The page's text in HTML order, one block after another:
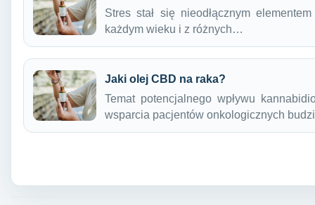
Stres stał się nieodłącznym
każdym wieku i z różnych…
Jaki olej CBD na raka?
Temat potencjalnego wpływu
wsparcia pacjentów onkologicznych